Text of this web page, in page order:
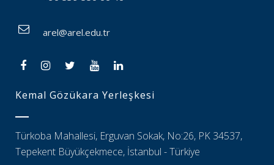
arel@arel.edu.tr
Kemal Gözükara Yerleşkesi
Türkoba Mahallesi, Erguvan Sokak, No:26, PK 34537,
Tepekent Büyükçekmece, İstanbul - Türkiye